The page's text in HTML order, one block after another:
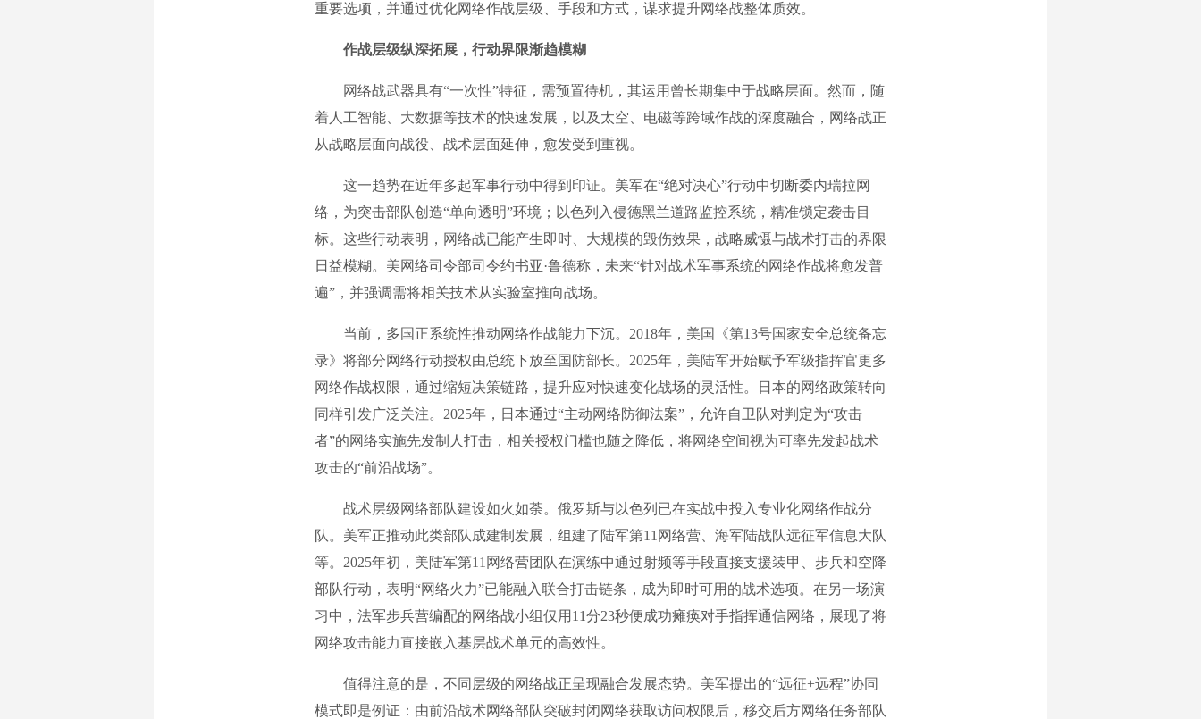
重要选项，并通过优化网络作战层级、手段和方式，谋求提升网络战整体质效。
作战层级纵深拓展，行动界限渐趋模糊
网络战武器具有“一次性”特征，需预置待机，其运用曾长期集中于战略层面。然而，随
着人工智能、大数据等技术的快速发展，以及太空、电磁等跨域作战的深度融合，网络战正
从战略层面向战役、战术层面延伸，愈发受到重视。
这一趋势在近年多起军事行动中得到印证。美军在“绝对决心”行动中切断委内瑞拉网
络，为突击部队创造“单向透明”环境；以色列入侵德黑兰道路监控系统，精准锁定袭击目
标。这些行动表明，网络战已能产生即时、大规模的毁伤效果，战略威慑与战术打击的界限
日益模糊。美网络司令部司令约书亚·鲁德称，未来“针对战术军事系统的网络作战将愈发普
遍”，并强调需将相关技术从实验室推向战场。
当前，多国正系统性推动网络作战能力下沉。2018年，美国《第13号国家安全总统备忘
录》将部分网络行动授权由总统下放至国防部长。2025年，美陆军开始赋予军级指挥官更多
网络作战权限，通过缩短决策链路，提升应对快速变化战场的灵活性。日本的网络政策转向
同样引发广泛关注。2025年，日本通过“主动网络防御法案”，允许自卫队对判定为“攻击
者”的网络实施先发制人打击，相关授权门槛也随之降低，将网络空间视为可率先发起战术
攻击的“前沿战场”。
战术层级网络部队建设如火如荼。俄罗斯与以色列已在实战中投入专业化网络作战分
队。美军正推动此类部队成建制发展，组建了陆军第11网络营、海军陆战队远征军信息大队
等。2025年初，美陆军第11网络营团队在演练中通过射频等手段直接支援装甲、步兵和空降
部队行动，表明“网络火力”已能融入联合打击链条，成为即时可用的战术选项。在另一场演
习中，法军步兵营编配的网络战小组仅用11分23秒便成功瘫痪对手指挥通信网络，展现了将
网络攻击能力直接嵌入基层战术单元的高效性。
值得注意的是，不同层级的网络战正呈现融合发展态势。美军提出的“远征+远程”协同
模式即是例证：由前沿战术网络部队突破封闭网络获取访问权限后，移交后方网络任务部队